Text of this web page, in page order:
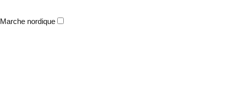
Marche nordique